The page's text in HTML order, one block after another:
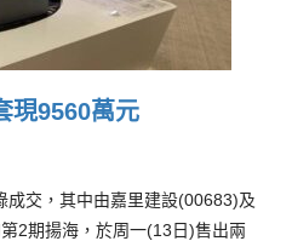
9560萬元
成交，其中由嘉里建設(00683)及
2期揚海，於周一(13日)售出兩